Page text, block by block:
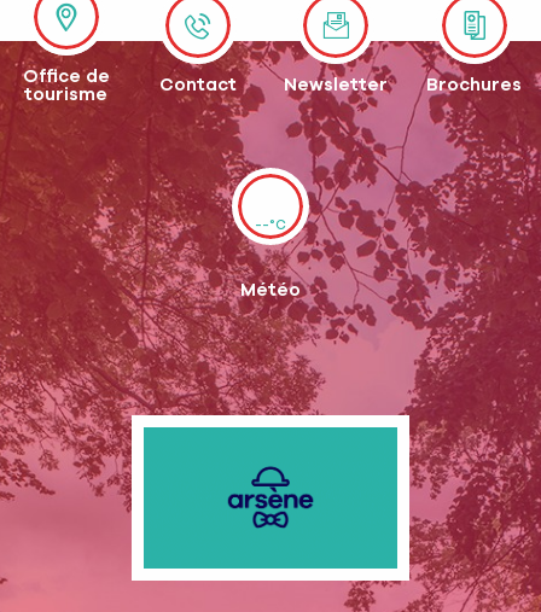
Office de
tourisme
Contact Newsletter Brochures
--°C
Météo